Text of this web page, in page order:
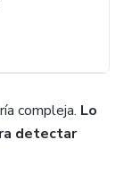
compleja. Lo
detectar